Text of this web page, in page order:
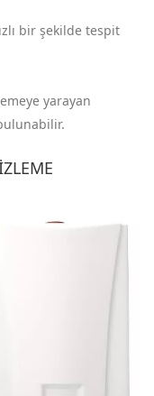
bir şekilde tespit
yarayan